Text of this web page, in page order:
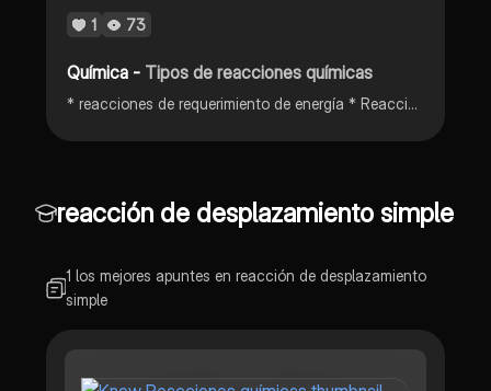
1 73
Química - Tipos de reacciones químicas
* reacciones de requerimiento de energía * Reacciones de tipos de energía * Reacciones de requerimiento de energía
reacción de desplazamiento simple
1 los mejores apuntes en reacción de desplazamiento
simple